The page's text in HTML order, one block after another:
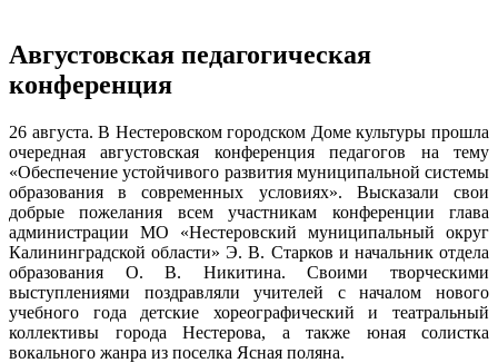
Августовская педагогическая
конференция
26 августа. В Нестеровском городском Доме культуры прошла
очередная августовская конференция педагогов на тему
«Обеспечение устойчивого развития муниципальной системы
образования в современных условиях». Высказали свои
добрые пожелания всем участникам конференции глава
администрации МО «Нестеровский муниципальный округ
Калининградской области» Э. В. Старков и начальник отдела
образования О. В. Никитина. Своими творческими
выступлениями поздравляли учителей с началом нового
учебного года детские хореографический и театральный
коллективы города Нестерова, а также юная солистка
вокального жанра из поселка Ясная поляна.